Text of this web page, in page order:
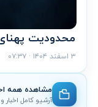
محدودیت پهنای
۳ اسفند ۱۴۰۴ · ۰۷:۳۷
مشاهده همه
آرشیو کامل اخبار